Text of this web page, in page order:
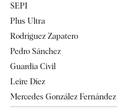
Televisión
SEPI
Plus Ultra
Rodríguez Zapatero
Pedro Sánchez
Guardia Civil
Leire Díez
Mercedes González Fernández